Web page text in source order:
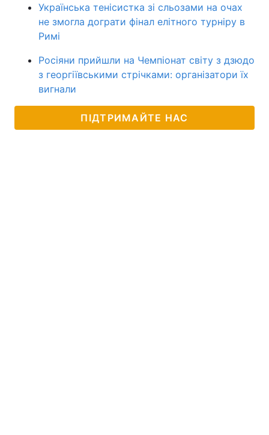
Українська тенісистка зі сльозами на очах
не змогла дограти фінал елітного турніру в
Римі
Росіяни прийшли на Чемпіонат світу з дзюдо
з георгіївськими стрічками: організатори їх
вигнали
ПІДТРИМАЙТЕ НАС